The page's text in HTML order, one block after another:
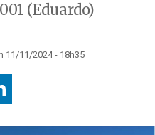
(Eduardo)
11/11/2024 - 18h35